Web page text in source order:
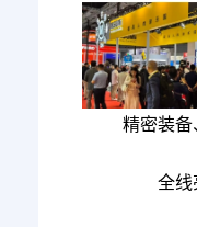
精密装
全线